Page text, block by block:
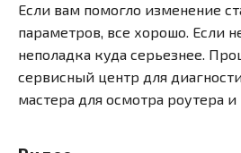
Если вам помогло изменение
параметров, все хорошо. Если
неполадка куда серьезнее.
сервисный центр для
мастера для осмотра роутера